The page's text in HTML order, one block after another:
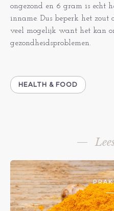
ongezond en 6 gram is echt
inname. Dus beperk het zout
veel mogelijk want het kan
gezondheidsproblemen.
HEALTH & FOOD